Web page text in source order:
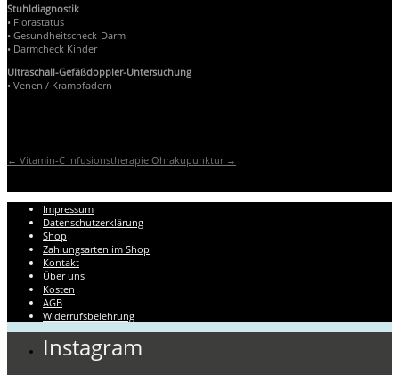
Stuhldiagnostik
• Florastatus
• Gesundheitscheck-Darm
• Darmcheck Kinder
Ultraschall-Gefäßdoppler-Untersuchung
• Venen / Krampfadern
← Vitamin-C Infusionstherapie Ohrakupunktur→
Impressum
Datenschutzerklärung
Shop
Zahlungsarten im Shop
Kontakt
Über uns
Kosten
AGB
Widerrufsbelehrung
Instagram